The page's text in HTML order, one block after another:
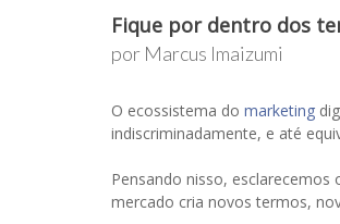
Fique por dentro dos
por Marcus Imaizumi
O ecossistema do marketing
indiscriminadamente, e até
Pensando nisso,
mercado cria novos termos,